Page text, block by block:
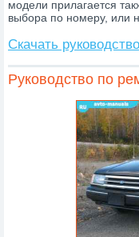
модели прилагается
выбора по номеру, или
Скачать
Руководство по